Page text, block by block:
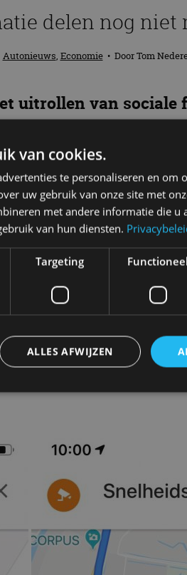
delen nog niet
Autonieuws, Economie• DoorTom
uitrollen van
Maps.
van AutoRAI.nl zijn
die Google in 2013 heeft
door aan de app.
echt in Google Maps te
billen worden gevolgd
op het terrein van
van cookies.
te personaliseren en om
uw gebruik van onze site met
met andere informatie die u
van hun diensten.
Targeting Functioneel
ALLES AFWIJZEN
van de website mogelijk, zoals
gebruikt zonder de strikt noodzakelijke cookies.
Omschrijving
Deze cookie wordt gebruikt door de
beveiligingsbeperkingen op basis van
te omzeilen. Het is essentieel voor het
veiligheid van een website functies en in
bescherming tegen kwaadaardige